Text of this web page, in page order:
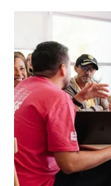
banda que
Araucanía para
de energía,
marcado su
La jornad